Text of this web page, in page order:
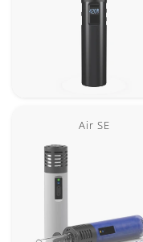
Air SE